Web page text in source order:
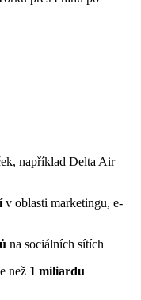
například Delta Air
v oblasti marketingu, e-
na sociálních sítích
než 1 miliardu